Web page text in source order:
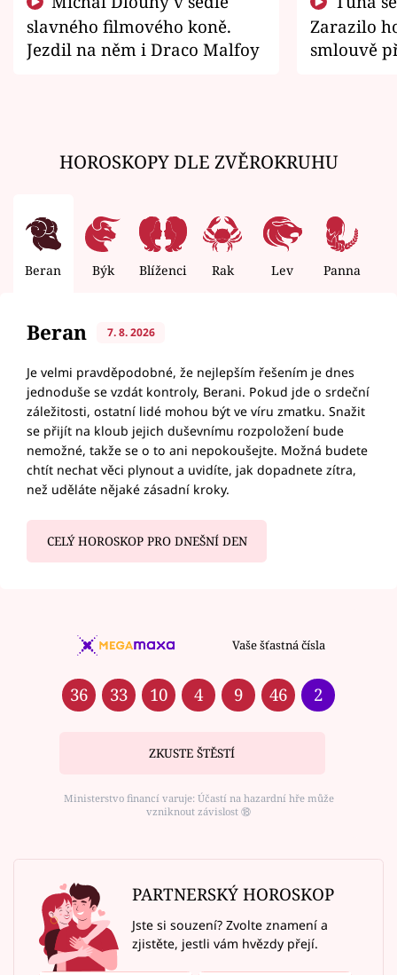
slavného filmového koně.
Jezdil na něm i Draco Malfoy
Zarazilo
smlouvě
HOROSKOPY DLE ZVĚROKRUHU
Beran Býk Blíženci Rak Lev Panna
Beran 7. 8. 2026
Je velmi pravděpodobné, že nejlepším řešením je dnes
jednoduše se vzdát kontroly, Berani. Pokud jde o srdeční
záležitosti, ostatní lidé mohou být ve víru zmatku. Snažit
se přijít na kloub jejich duševnímu rozpoložení bude
nemožné, takže se o to ani nepokoušejte. Možná budete
chtít nechat věci plynout a uvidíte, jak dopadnete zítra,
než uděláte nějaké zásadní kroky.
CELÝ HOROSKOP PRO DNEŠNÍ DEN
Vaše šťastná čísla
36 33 10 4 9 46 2
ZKUSTE ŠTĚSTÍ
Ministerstvo financí varuje: Účastí na hazardní hře může
vzniknout závislost ⑱
PARTNERSKÝ HOROSKOP
Jste si souzení? Zvolte znamení a
zjistěte, jestli vám hvězdy přejí.